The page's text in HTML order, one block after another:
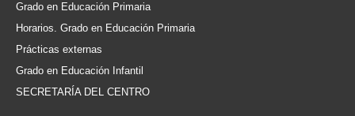
Grado en Educación Primaria
Horarios. Grado en Educación Primaria
Prácticas externas
Grado en Educación Infantil
SECRETARÍA DEL CENTRO